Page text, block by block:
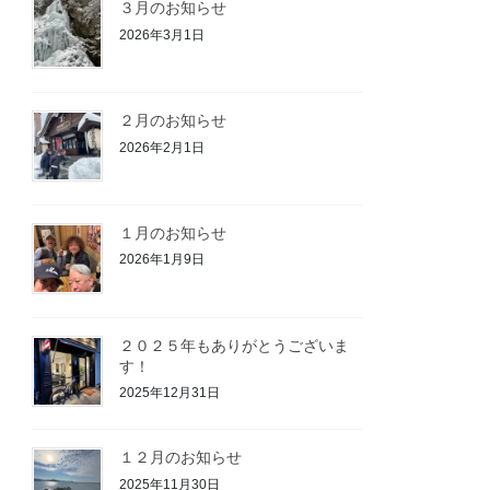
３月のお知らせ
2026年3月1日
２月のお知らせ
2026年2月1日
１月のお知らせ
2026年1月9日
２０２５年もありがとうございま
す！
2025年12月31日
１２月のお知らせ
2025年11月30日